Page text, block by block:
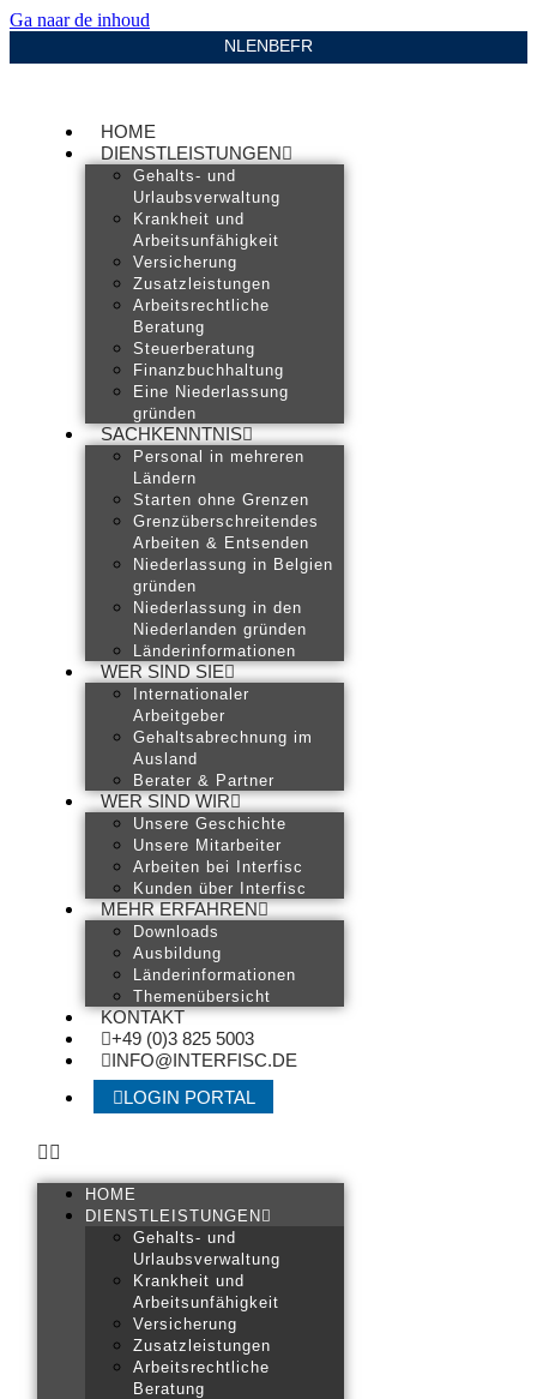
Ga naar de inhoud
NLENBEFR
HOME
DIENSTLEISTUNGEN
Gehalts- und
Urlaubsverwaltung
Krankheit und
Arbeitsunfähigkeit
Versicherung
Zusatzleistungen
Arbeitsrechtliche
Beratung
Steuerberatung
Finanzbuchhaltung
Eine Niederlassung
gründen
SACHKENNTNIS
Personal in mehreren
Ländern
Starten ohne Grenzen
Grenzüberschreitendes
Arbeiten & Entsenden
Niederlassung in Belgien
gründen
Niederlassung in den
Niederlanden gründen
Länderinformationen
WER SIND SIE
Internationaler
Arbeitgeber
Gehaltsabrechnung im
Ausland
Berater & Partner
WER SIND WIR
Unsere Geschichte
Unsere Mitarbeiter
Arbeiten bei Interfisc
Kunden über Interfisc
MEHR ERFAHREN
Downloads
Ausbildung
Länderinformationen
Themenübersicht
KONTAKT
+49 (0)3 825 5003
INFO@INTERFISC.DE
LOGIN PORTAL
HOME
DIENSTLEISTUNGEN
Gehalts- und
Urlaubsverwaltung
Krankheit und
Arbeitsunfähigkeit
Versicherung
Zusatzleistungen
Arbeitsrechtliche
Beratung